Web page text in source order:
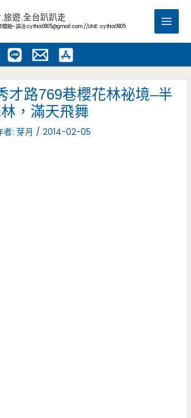
旅遊.全台趴趴走
體驗~ 請洽cythia0805@gmail.com //LINE: cythia0805
Main
才路769巷櫻花林祕境–半
，滿天飛舞
者:芽月 /2014-02-05